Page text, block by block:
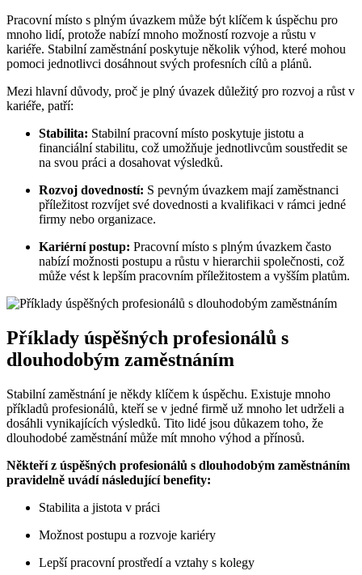
Pracovní místo s plným úvazkem může být klíčem k úspěchu pro
mnoho lidí, protože nabízí mnoho možností rozvoje a růstu v
kariéře. Stabilní zaměstnání poskytuje několik výhod, které mohou
pomoci jednotlivci dosáhnout svých profesních cílů a plánů.
Mezi hlavní důvody, proč je plný úvazek důležitý pro rozvoj a růst v
kariéře, patří:
Stabilita: Stabilní pracovní místo poskytuje jistotu a
financiální stabilitu, což umožňuje jednotlivcům soustředit se
na svou práci a dosahovat výsledků.
Rozvoj dovedností: S pevným úvazkem mají zaměstnanci
příležitost rozvíjet své dovednosti a kvalifikaci v rámci jedné
firmy nebo organizace.
Kariérní postup: Pracovní místo s plným úvazkem často
nabízí možnosti postupu a růstu v hierarchii společnosti, což
může vést k lepším pracovním příležitostem a vyšším platům.
Příklady úspěšných profesionálů s
dlouhodobým zaměstnáním
Stabilní zaměstnání je někdy klíčem k úspěchu. Existuje mnoho
příkladů profesionálů, kteří se v jedné firmě už mnoho let udrželi a
dosáhli vynikajících výsledků. Tito lidé jsou důkazem toho, že
dlouhodobé zaměstnání může mít mnoho výhod a přínosů.
Někteří z úspěšných profesionálů s dlouhodobým zaměstnáním
pravidelně uvádí následující benefity:
Stabilita a jistota v práci
Možnost postupu a rozvoje kariéry
Lepší pracovní prostředí a vztahy s kolegy